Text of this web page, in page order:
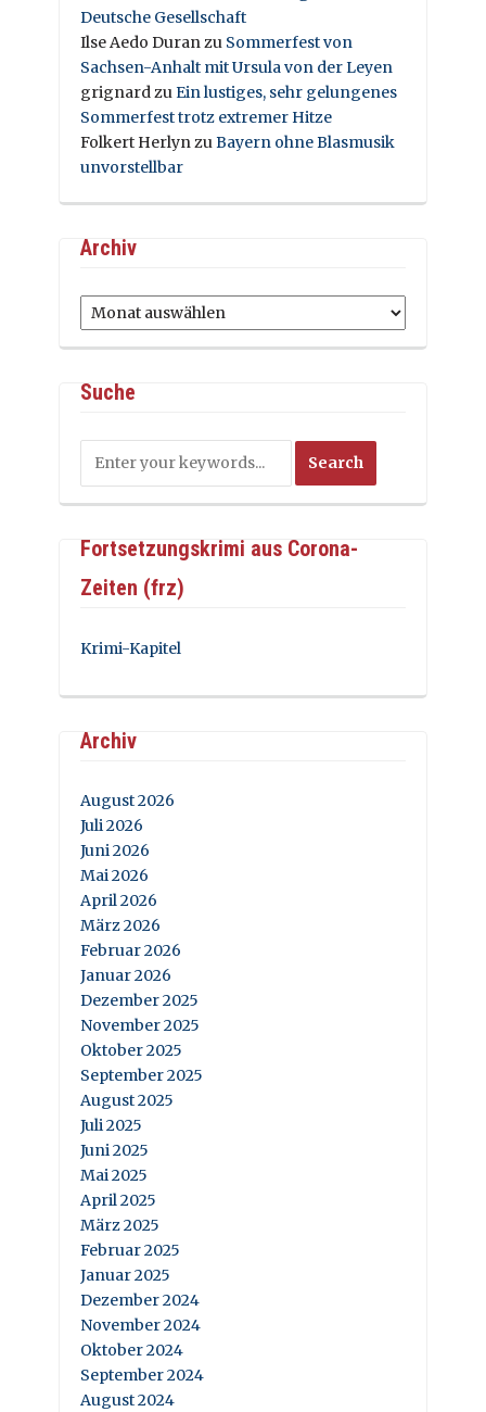
Deutsche Gesellschaft
Ilse Aedo Duranzu Sommerfest von
Sachsen-Anhalt mit Ursula von der Leyen
grignardzuEin lustiges, sehr gelungenes
Sommerfest trotz extremer Hitze
Folkert HerlynzuBayern ohne Blasmusik
unvorstellbar
Archiv
Archiv
Suche
Fortsetzungskrimi aus Corona-
Zeiten (frz)
Krimi-Kapitel
Archiv
August 2026
Juli 2026
Juni 2026
Mai 2026
April 2026
März 2026
Februar 2026
Januar 2026
Dezember 2025
November 2025
Oktober 2025
September 2025
August 2025
Juli 2025
Juni 2025
Mai 2025
April 2025
März 2025
Februar 2025
Januar 2025
Dezember 2024
November 2024
Oktober 2024
September 2024
August 2024